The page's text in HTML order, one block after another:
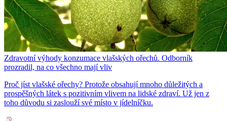
Zdravotní výhody konzumace vlašských ořechů. Odborník
prozradil, na co všechno mají vliv
Proč jíst vlašské ořechy? Protože obsahují mnoho důležitých a
prospěšných látek s pozitivním vlivem na lidské zdraví. Už jen z
toho důvodu si zaslouží své místo v jídelníčku.